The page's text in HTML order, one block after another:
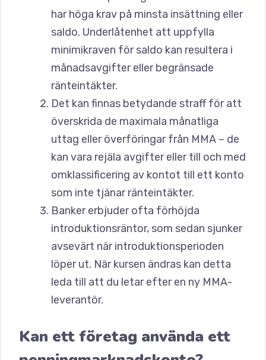
har höga krav på minsta insättning eller
saldo. Underlåtenhet att uppfylla
minimikraven för saldo kan resultera i
månadsavgifter eller begränsade
ränteintäkter.
Det kan finnas betydande straff för att
överskrida de maximala månatliga
uttag eller överföringar från MMA – de
kan vara rejäla avgifter eller till och med
omklassificering av kontot till ett konto
som inte tjänar ränteintäkter.
Banker erbjuder ofta förhöjda
introduktionsräntor, som sedan sjunker
avsevärt när introduktionsperioden
löper ut. När kursen ändras kan detta
leda till att du letar efter en ny MMA-
leverantör.
Kan ett företag använda ett